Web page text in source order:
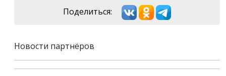
Поделиться:
Новости партнёров